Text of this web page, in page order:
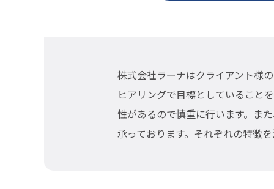
株式会社ラーナはクライアント様
ヒアリングで目標としていること
性があるので慎重に行います。ま
承っております。それぞれの特徴